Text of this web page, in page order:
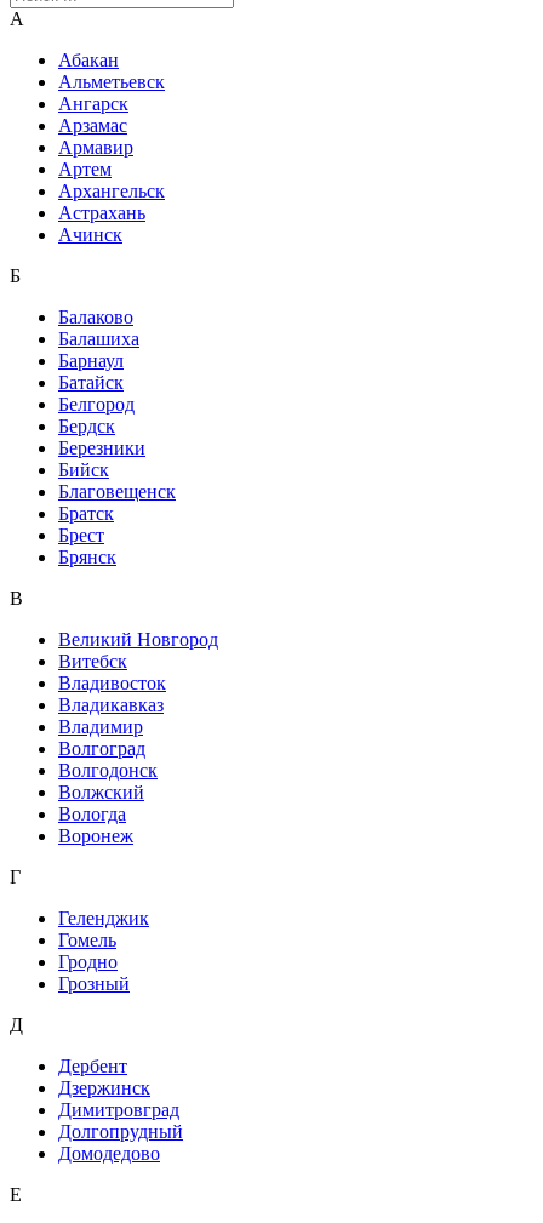
А
Абакан
Альметьевск
Ангарск
Арзамас
Армавир
Артем
Архангельск
Астрахань
Ачинск
Б
Балаково
Балашиха
Барнаул
Батайск
Белгород
Бердск
Березники
Бийск
Благовещенск
Братск
Брест
Брянск
В
Великий Новгород
Витебск
Владивосток
Владикавказ
Владимир
Волгоград
Волгодонск
Волжский
Вологда
Воронеж
Г
Геленджик
Гомель
Гродно
Грозный
Д
Дербент
Дзержинск
Димитровград
Долгопрудный
Домодедово
Е